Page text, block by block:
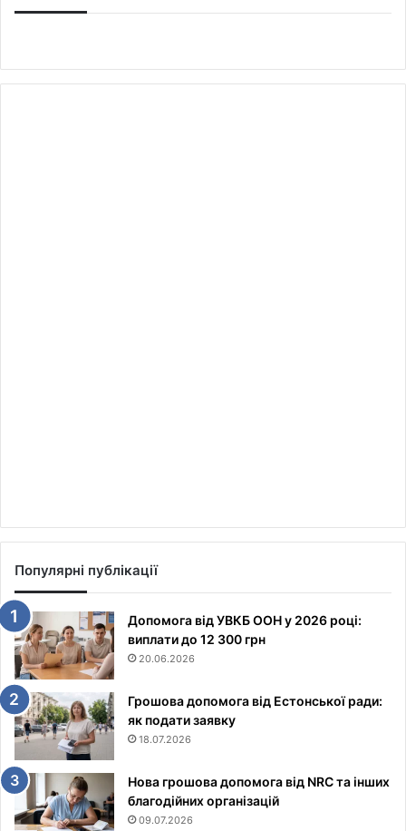
Популярні публікації
Допомога від УВКБ ООН у 2026 році:
виплати до 12 300 грн
20.06.2026
Грошова допомога від Естонської ради:
як подати заявку
18.07.2026
Нова грошова допомога від NRC та інших
благодійних організацій
09.07.2026